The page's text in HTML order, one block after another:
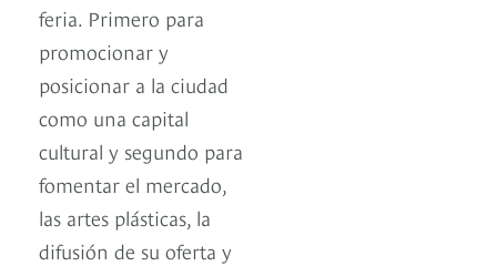
feria. Primero para
promocionar y
posicionar a la ciudad
como una capital
cultural y segundo para
fomentar el mercado,
las artes plásticas, la
difusión de su oferta y